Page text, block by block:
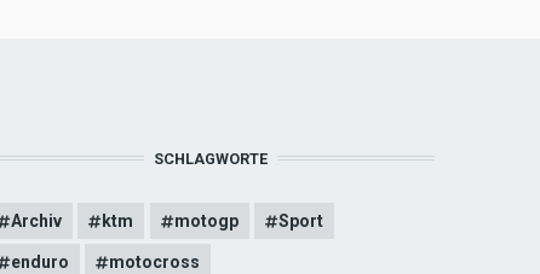
SCHLAGWORTE
Archiv ktm motogp Sport
enduro motocross